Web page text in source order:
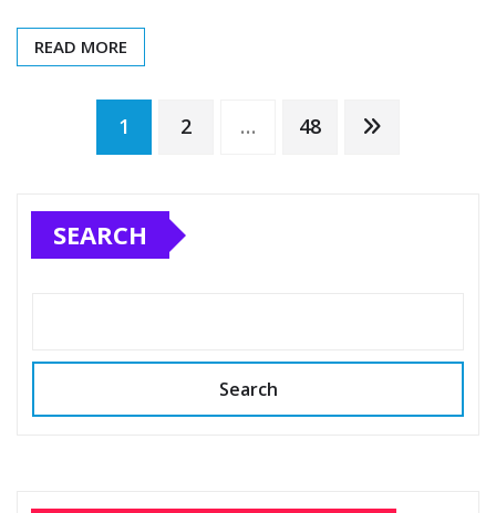
READ MORE
Posts
pagination
1 2 … 48
SEARCH
Search